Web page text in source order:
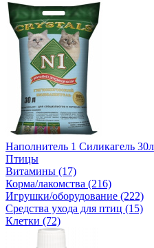
Наполнитель 1 Силикагель
Птицы
Витамины (17)
Корма/лакомства (216)
Игрушки/оборудование (222)
Средства ухода для птиц (15)
Клетки (72)